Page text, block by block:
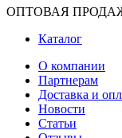
ОПТОВАЯ
Каталог
О компании
Партнерам
Доставка и
Новости
Статьи